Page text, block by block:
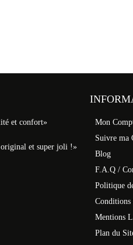
et confort»
et super joli !»
Mon
Suivre ma
Blog
F.A.Q /
Politique
Conditions
Mentions
Plan du